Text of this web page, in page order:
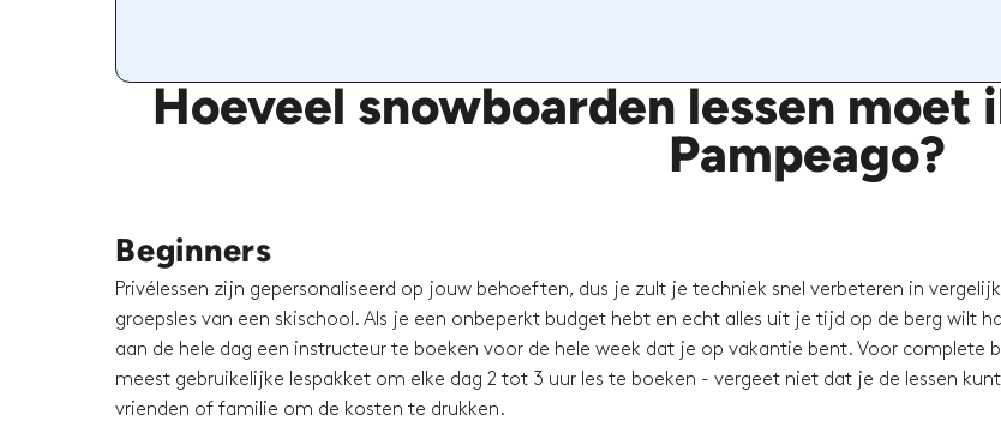
Hoeveel snowboarden lessen moet
Pampeago?
Beginners
Privélessen zijn gepersonaliseerd op jouw behoeften, dus je zult je techniek snel verbeteren in
groepsles van een skischool. Als je een onbeperkt budget hebt en echt alles uit je tijd op de berg wilt
aan de hele dag een instructeur te boeken voor de hele week dat je op vakantie bent. Voor complete
meest gebruikelijke lespakket om elke dag 2 tot 3 uur les te boeken - vergeet niet dat je de lessen
vrienden of familie om de kosten te drukken.